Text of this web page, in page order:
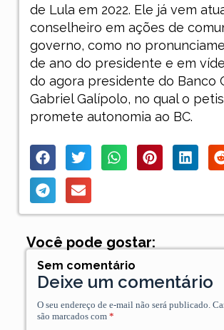
de Lula em 2022. Ele já vem
conselheiro em ações de
governo, como no
de ano do presidente e em
do agora presidente do Banco
Gabriel Galípolo, no qual o
promete autonomia ao BC.
Você pode gostar:
Sem comentário
Deixe um comentário
O seu endereço de e-mail não será publicado.
são marcados com *